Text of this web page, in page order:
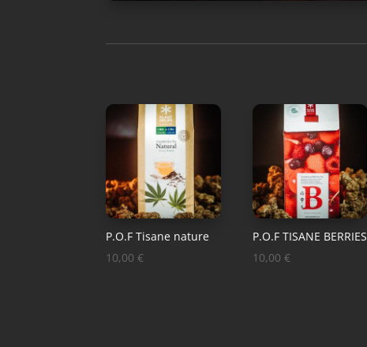
P.O.F Tisane nature
10,00€
P.O.F TISANE BERRIES
10,00€